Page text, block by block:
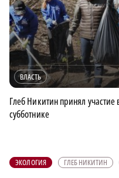
ВЛАСТЬ
Глеб Никитин принял
субботнике
ЭКОЛОГИЯ ГЛЕБ НИКИТИН